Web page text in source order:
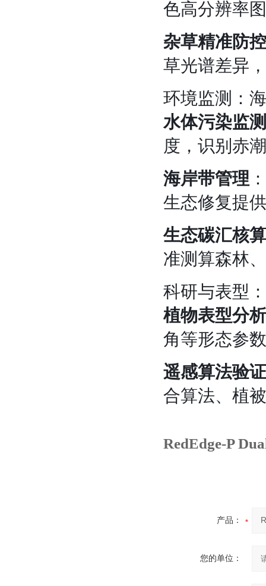
色高分辨率
杂草精准防控
草光谱差异
环境监测：
水体污染监测
度，识别赤
海岸带管理
生态修复提
生态碳汇核算
准测算森林
科研与表型
植物表型分析
角等形态参
遥感算法验证
合算法、植
RedEdge‑P
产品：
您的单位：